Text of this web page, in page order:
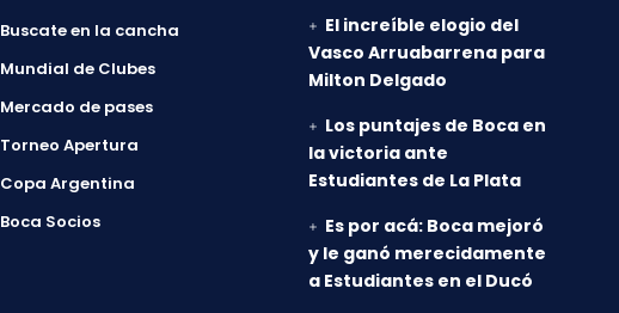
Buscate en la cancha
Mundial de Clubes
Mercado de pases
Torneo Apertura
Copa Argentina
Boca Socios
El increíble elogio del
Vasco Arruabarrena para
Milton Delgado
Los puntajes de Boca en
la victoria ante
Estudiantes de La Plata
Es por acá: Boca mejoró
y le ganó merecidamente
a Estudiantes en el Ducó